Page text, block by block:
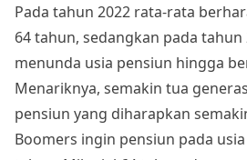
Pada tahun 2022 rata-rata
64 tahun, sedangkan pada
menunda usia pensiun hingga
Menariknya, semakin tua
pensiun yang diharapkan
Boomers ingin pensiun pada